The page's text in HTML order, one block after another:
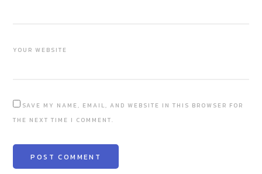
YOUR WEBSITE
SAVE MY NAME, EMAIL, AND WEBSITE IN THIS BROWSER FOR
THE NEXT TIME I COMMENT.